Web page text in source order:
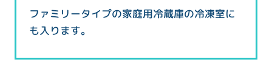
ファミリータイプの家庭用冷蔵庫の冷凍室に
も入ります。